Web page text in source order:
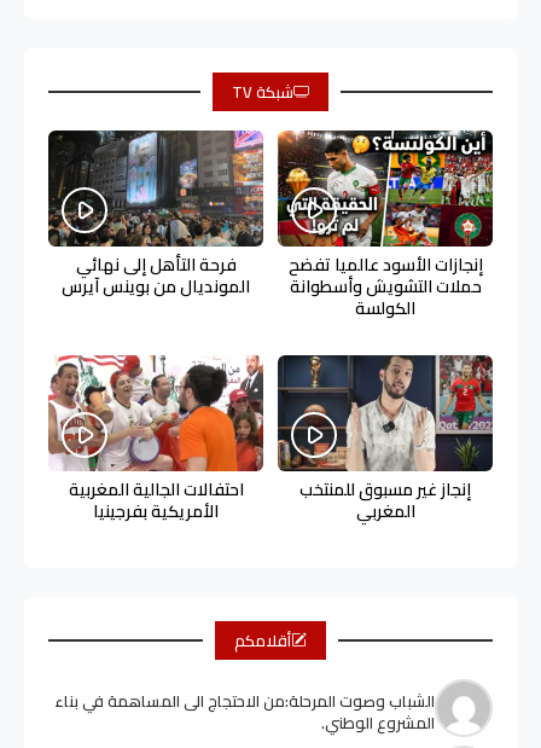
شبكة TV
إنجازات الأسود عالميا تفضح
حملات التشويش وأسطوانة
الكولسة
فرحة التأهل إلى نهائي
المونديال من بوينس آيرس
إنجاز غير مسبوق للمنتخب
المغربي
احتفالات الجالية المغربية
الأمريكية بفرجينيا
أقلامكم
الشباب وصوت المرحلة:من الاحتجاج الى المساهمة في بناء
المشروع الوطني.